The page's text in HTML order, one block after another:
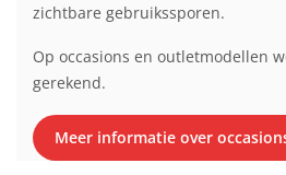
zichtbare gebruikssporen.
Op occasions en outletmodellen
gerekend.
Meer informatie over